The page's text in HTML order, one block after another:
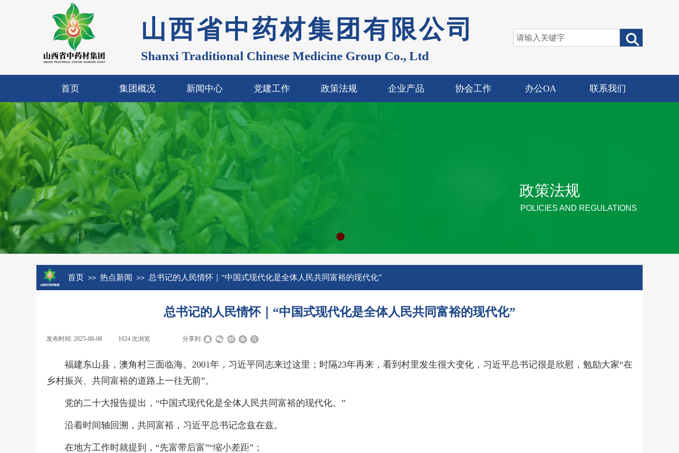
山西省中药材集团有限公司
Shanxi Traditional Chinese Medicine Group Co., Ltd
首页 集团概况 新闻中心 党建工作 政策法规 企业产品 协会工作 办公OA 联系我们
政策法规
POLICIES AND REGULATIONS
首页 >> 热点新闻 >> 总书记的人民情怀｜“中国式现代化是全体人民共同富裕的现代化”
总书记的人民情怀｜“中国式现代化是全体人民共同富裕的现代化”
发布时间: 2025-08-08 1624 次浏览 分享到:
福建东山县，澳角村三面临海。2001年，习近平同志来过这里；时隔23年再来，看到村里发生很大变化，习近平总书记很是欣慰，勉励大家“在
乡村振兴、共同富裕的道路上一往无前”。
党的二十大报告提出，“中国式现代化是全体人民共同富裕的现代化。”
沿着时间轴回溯，共同富裕，习近平总书记念兹在兹。
在地方工作时就提到，“先富带后富”“缩小差距”；